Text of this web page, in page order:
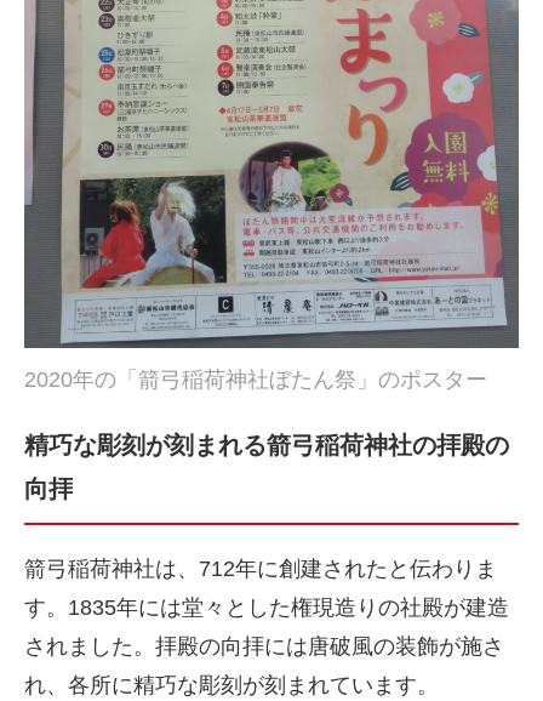
2020年の「箭弓稲荷神社ぼたん祭」のポスター
精巧な彫刻が刻まれる箭弓稲荷神社の拝殿の
向拝
箭弓稲荷神社は、712年に創建されたと伝わりま
す。1835年には堂々とした権現造りの社殿が建造
されました。拝殿の向拝には唐破風の装飾が施さ
れ、各所に精巧な彫刻が刻まれています。